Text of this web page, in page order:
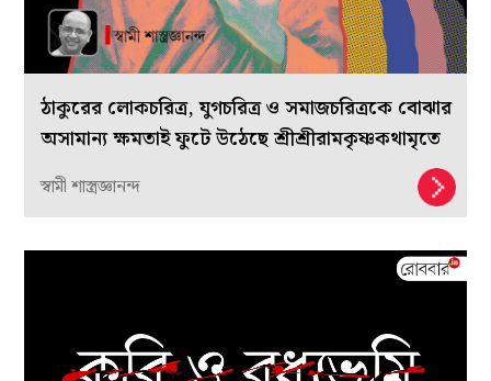
ঠাকুরের লোকচরিত্র, যুগচরিত্র ও সমাজচরিত্রকে বোঝার
অসামান্য ক্ষমতাই ফুটে উঠেছে শ্রীশ্রীরামকৃষ্ণকথামৃতে
স্বামী শাস্ত্রজ্ঞানন্দ